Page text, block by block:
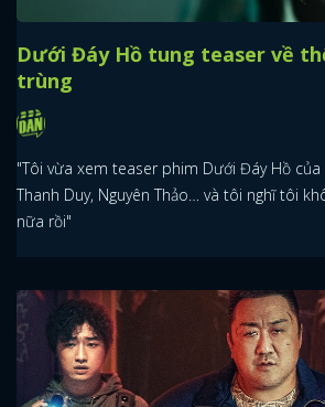
Dưới Đáy Hồ tung teaser về
trùng
"Tôi vừa xem teaser phim Dưới Đáy Hồ của
Thanh Duy, Nguyên Thảo… và tôi nghĩ tôi
nữa rồi"